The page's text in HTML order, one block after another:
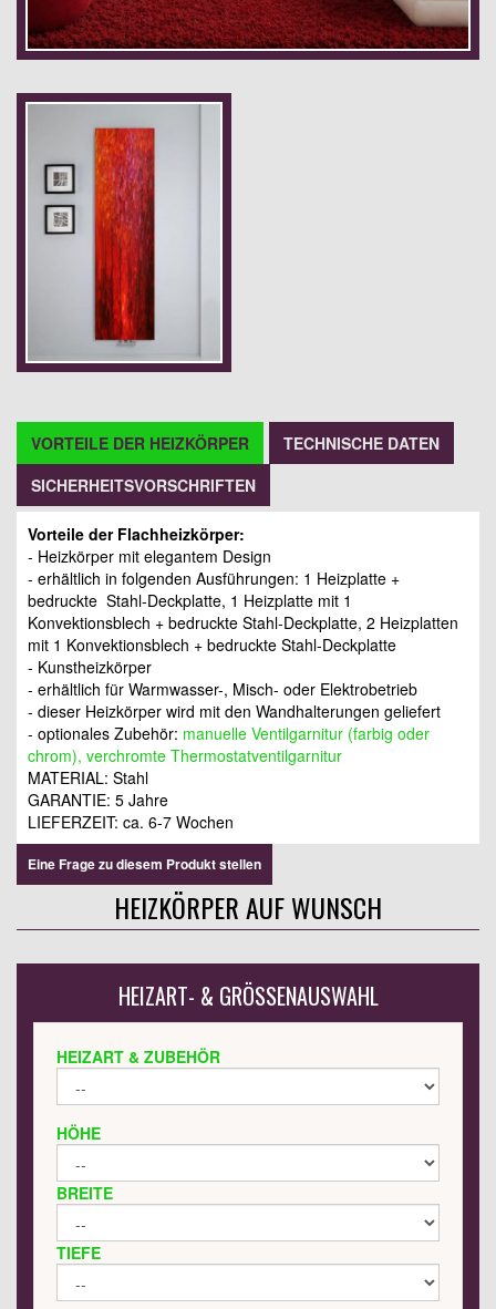
VORTEILE DER HEIZKÖRPER
TECHNISCHE DATEN
SICHERHEITSVORSCHRIFTEN
Vorteile der Flachheizkörper:
- Heizkörper mit elegantem Design
- erhältlich in folgenden Ausführungen: 1 Heizplatte +
bedruckte Stahl-Deckplatte, 1 Heizplatte mit 1
Konvektionsblech + bedruckte Stahl-Deckplatte, 2 Heizplatten
mit 1 Konvektionsblech + bedruckte Stahl-Deckplatte
- Kunstheizkörper
- erhältlich für Warmwasser-, Misch- oder Elektrobetrieb
- dieser Heizkörper wird mit den Wandhalterungen geliefert
- optionales Zubehör: manuelle Ventilgarnitur (farbig oder
chrom), verchromte Thermostatventilgarnitur
MATERIAL: Stahl
GARANTIE: 5 Jahre
LIEFERZEIT: ca. 6-7 Wochen
Eine Frage zu diesem Produkt stellen
HEIZKÖRPER AUF WUNSCH
HEIZART- & GRÖSSENAUSWAHL
HEIZART & ZUBEHÖR
HÖHE
BREITE
TIEFE